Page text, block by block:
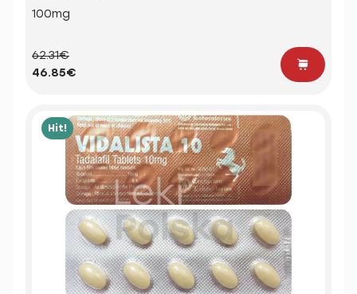
100mg
62.31€
46.85€
Hit!